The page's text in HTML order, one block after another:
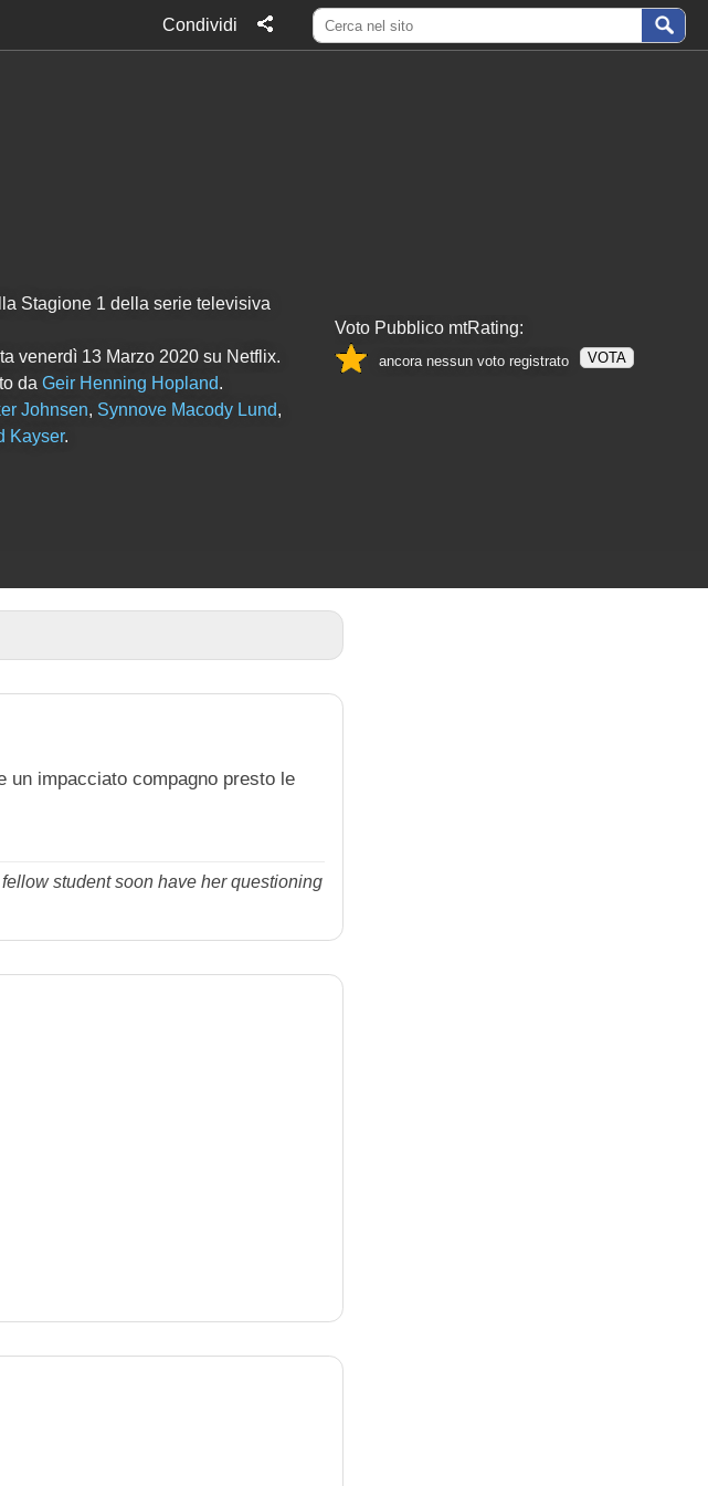
Condividi
Stagione 1 della serie televisiva
venerdì 13 Marzo 2020 su Netflix.
da Geir Henning Hopland.
Johnsen, Synnove Macody Lund,
Kayser.
Voto Pubblico mtRating:
ancora nessun voto registrato VOTA
impacciato compagno presto le
student soon have her questioning